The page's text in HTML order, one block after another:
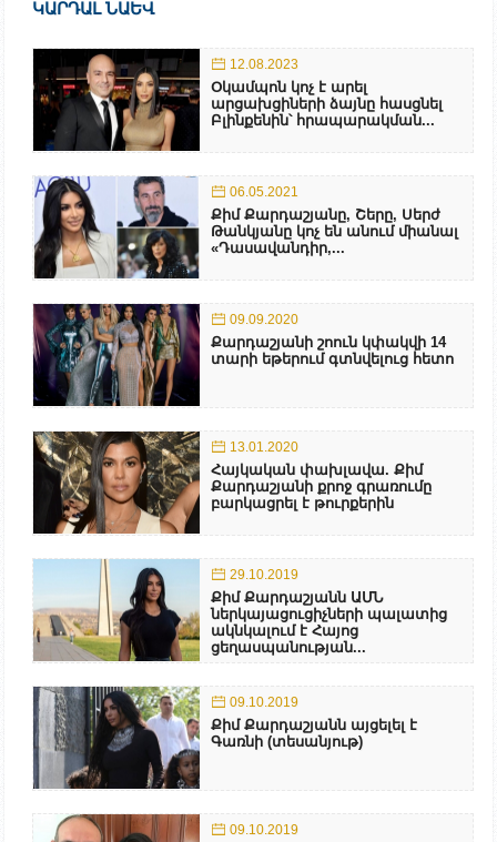
ԿԱՐԴԱԼ ՆԱԵՎ
12.08.2023
Օկամպոն կոչ է արել
արցախցիների ձայնը հասցնել
Բլինքենին՝ հրապարակման...
06.05.2021
Քիմ Քարդաշյանը, Շերը, Սերժ
Թանկյանը կոչ են անում միանալ
«Դասավանդիր,...
09.09.2020
Քարդաշյանի շոուն կփակվի 14
տարի եթերում գտնվելուց հետո
13.01.2020
Հայկական փախլավա. Քիմ
Քարդաշյանի քրոջ գրառումը
բարկացրել է թուրքերին
29.10.2019
Քիմ Քարդաշյանն ԱՄՆ
ներկայացուցիչների պալատից
ակնկալում է Հայոց
ցեղասպանության...
09.10.2019
Քիմ Քարդաշյանն այցելել է
Գառնի (տեսանյութ)
09.10.2019